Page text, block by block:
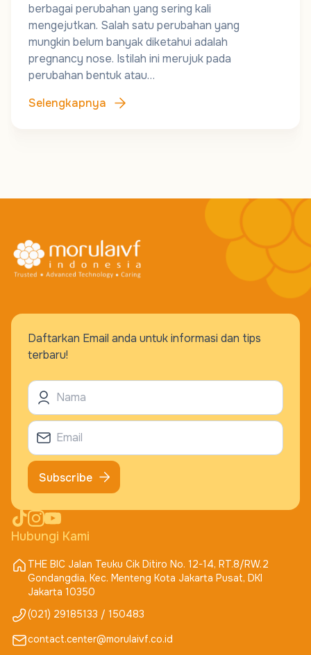
berbagai perubahan yang sering kali
mengejutkan. Salah satu perubahan yang
mungkin belum banyak diketahui adalah
pregnancy nose. Istilah ini merujuk pada
perubahan bentuk atau…
Selengkapnya
Hubungi Kami
THE BIC Jalan Teuku Cik Ditiro No. 12-14, RT.8/RW.2
Gondangdia, Kec. Menteng Kota Jakarta Pusat, DKI
Jakarta 10350
(021) 29185133 / 150483
contact.center@morulaivf.co.id
Daftarkan Email anda untuk informasi dan tips
terbaru!
Subscribe